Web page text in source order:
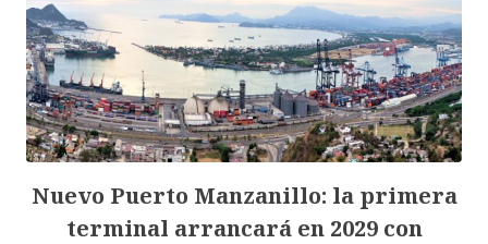
Nuevo Puerto Manzanillo: la primera
terminal arrancará en 2029 con